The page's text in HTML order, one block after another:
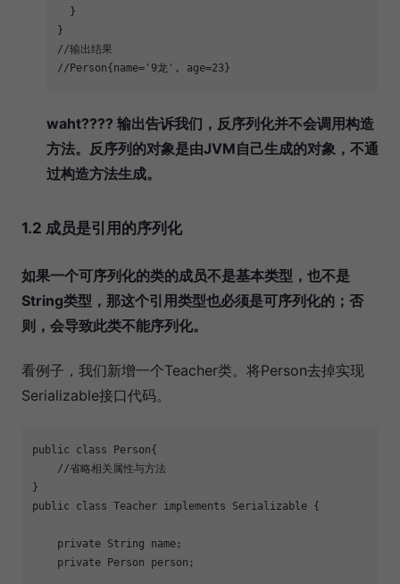
}
}
//输出结果
//Person{name='9龙', age=23}
waht???? 输出告诉我们，反序列化并不会调用构造
方法。反序列的对象是由JVM自己生成的对象，不通
过构造方法生成。
1.2 成员是引用的序列化
如果一个可序列化的类的成员不是基本类型，也不是
String类型，那这个引用类型也必须是可序列化的；否
则，会导致此类不能序列化。
看例子，我们新增一个Teacher类。将Person去掉实现
Serializable接口代码。
public class Person{
//省略相关属性与方法
}
public
class Teacher implements Serializable {
private String name;
private Person person;